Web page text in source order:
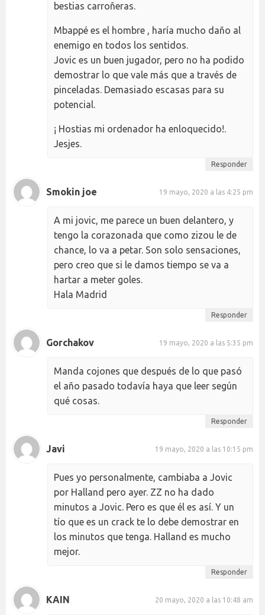
bestias carroñeras.
Mbappé es el hombre , haría mucho daño al
enemigo en todos los sentidos.
Jovic es un buen jugador, pero no ha podido
demostrar lo que vale más que a través de
pinceladas. Demasiado escasas para su
potencial.
¡ Hostias mi ordenador ha enloquecido!.
Jesjes.
Responder
Smokin joe 19 mayo, 2020 a las 4:25 pm
A mi jovic, me parece un buen delantero, y
tengo la corazonada que como zizou le de
chance, lo va a petar. Son solo sensaciones,
pero creo que si le damos tiempo se va a
hartar a meter goles.
Hala Madrid
Responder
Gorchakov 19 mayo, 2020 a las 5:35 pm
Manda cojones que después de lo que pasó
el año pasado todavía haya que leer según
qué cosas.
Responder
Javi 19 mayo, 2020 a las 10:15 pm
Pues yo personalmente, cambiaba a Jovic
por Halland pero ayer. ZZ no ha dado
minutos a Jovic. Pero es que él es así. Y un
tío que es un crack te lo debe demostrar en
los minutos que tenga. Halland es mucho
mejor.
Responder
KAIN 20 mayo, 2020 a las 10:48 am